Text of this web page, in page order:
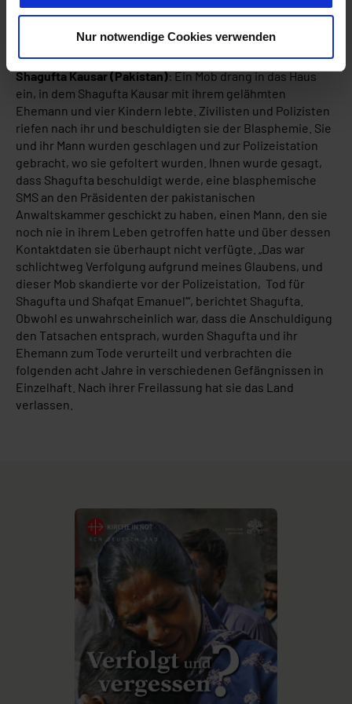
staatliche Stelle besteht. Weitere Informationen finden
Nur notwendige Cookies verwenden
Shagufta Kausar (Pakistan): Ein Mob drang in das Haus
ein, in dem Shagufta Kausar mit ihrem gelähmten
Ehemann und vier Kindern lebte. Zivilisten und Polizisten
riefen nach ihr und beschuldigten sie der Blasphemie. Sie
und ihr Mann wurden geschlagen und zur Polizeistation
gebracht, wo sie gefoltert wurden. Ihnen wurde gesagt,
dass Shagufta beschuldigt werde, eine blasphemische
SMS an den Präsidenten der pakistanischen
Anwaltskammer geschickt zu haben, einen Mann, den sie
noch nie in ihrem Leben getroffen hatte und über dessen
Kontaktdaten sie überhaupt nicht verfügte. „Das war
schlichtweg Verfolgung aufgrund meines Glaubens, und
dieser Mob skandierte vor der Polizeistation‚Tod für
Shagufta und Shafqat Emanuel‘“, berichtet Shagufta.
Obwohl es unwahrscheinlich war, dass die Anschuldigung
den Tatsachen entsprach, wurden Shagufta und ihr
Ehemann zum Tode verurteilt und verbrachten die
folgenden acht Jahre in verschiedenen Gefängnissen in
Einzelhaft. Nach ihrer Freilassung hat sie das Land
verlassen.